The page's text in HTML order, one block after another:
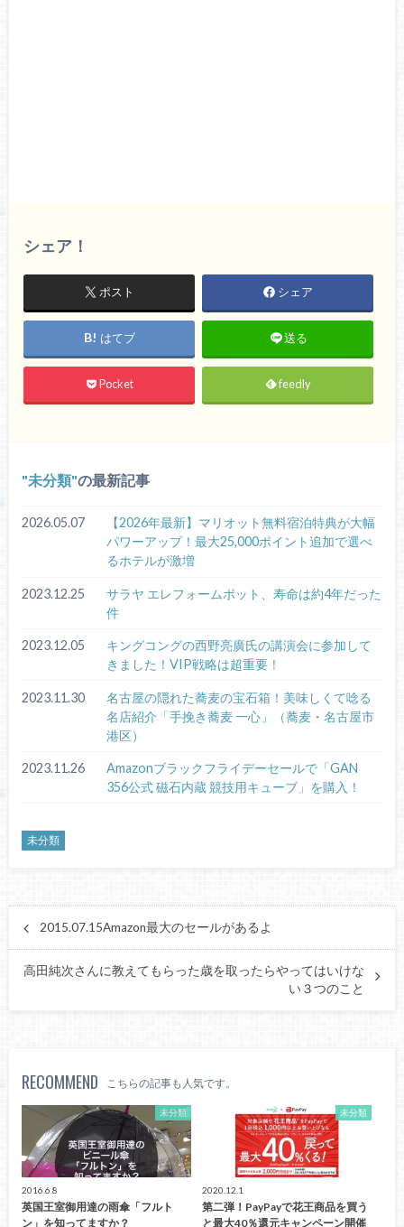
シェア！
ポスト シェア
はてブ 送る
Pocket feedly
未分類 の最新記事
2026.05.07
【2026年最新】マリオット無料宿泊特典が大幅
パワーアップ！最大25,000ポイント追加で選べ
るホテルが激増
2023.12.25
サラヤ エレフォームポット、寿命は約4年だった
件
2023.12.05
キングコングの西野亮廣氏の講演会に参加して
きました！VIP戦略は超重要！
2023.11.30
名古屋の隠れた蕎麦の宝石箱！美味しくて唸る
名店紹介「手挽き蕎麦 一心」（蕎麦・名古屋市
港区）
2023.11.26
Amazonブラックフライデーセールで「GAN
356公式 磁石内蔵 競技用キューブ」を購入！
未分類
2015.07.15Amazon最大のセールがあるよ
高田純次さんに教えてもらった歳を取ったらやってはいけな
い３つのこと
RECOMMEND こちらの記事も人気です。
未分類
2016.6.8
英国王室御用達の雨傘「フルト
ン」を知ってますか？
未分類
2020.12.1
第二弾！PayPayで花王商品を買う
と最大40％還元キャンペーン開催